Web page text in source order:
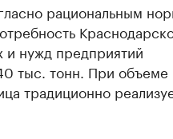
рациональным
и нужд предприятий
тыс. тонн. При объеме
традиционно